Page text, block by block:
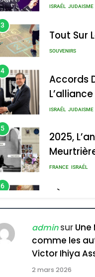
Boy
3
SOUVENIRS
S’étendre
ISRAÉL JUDAISME
5
Rapport
Contre
FRANCE ISRAÉL
6
RÉSILIENTE :
JUDAÏTE
Zrihen-
ISRAÉL JUDAISME
7
CE QUI
MANQUE
Hadida
adminsur Une
comme les
Victor Ihiya
2 mars 2026